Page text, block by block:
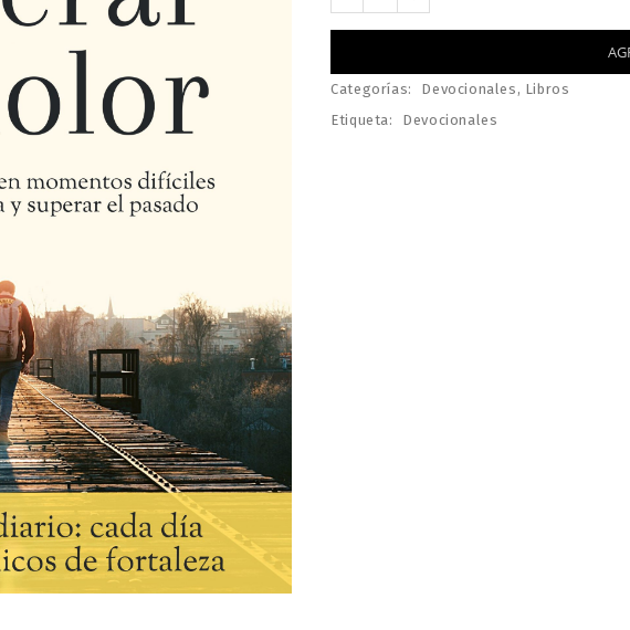
Categorías: Devocionales , Libros
Etiqueta:
Devocionales